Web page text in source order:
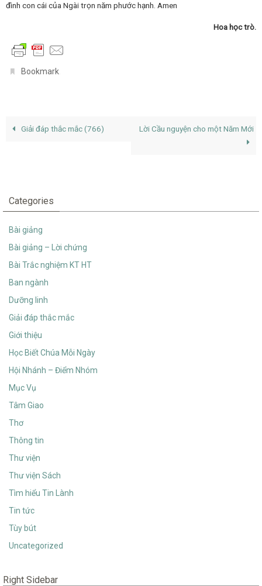
đình con cái của Ngài trọn năm phước hạnh. Amen
Hoa học trò.
Bookmark.
Giải đáp thắc mắc (766) Lời Cầu nguyện cho một Năm Mới
Categories
Bài giảng
Bài giảng – Lời chứng
Bài Trắc nghiệm KT HT
Ban ngành
Dưỡng linh
Giải đáp thắc mắc
Giới thiệu
Học Biết Chúa Mỗi Ngày
Hội Nhánh – Điểm Nhóm
Mục Vụ
Tâm Giao
Thơ
Thông tin
Thư viện
Thư viện Sách
Tìm hiểu Tin Lành
Tin tức
Tùy bút
Uncategorized
Right Sidebar